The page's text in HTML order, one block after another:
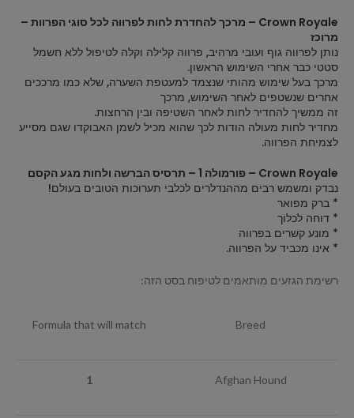
Crown Royale – מרכך להחדרת לחות לפרווה לכל סוגי הפרוות –
מרוכז
נותן לפרווה גוף ועובי מרהיב, פרווה קלילה וקלה לטיפול ללא חשמל
סטטי כבר אחרי השימוש הראשון.
מרכך בעל שימוש מהותי שנצמד למעטפת השערה, שלא כמו מרככים
אחרים שנשטפים לאחר השימוש, מרכך
זה ממשיך להחדיר לחות לאחר השטיפה ובין הרחצות.
מחדיר לחות מעולה הודות לכך שהוא מכיל לשמן האבוקדו שגם מסייע
לצמיחת הפרווה.
Crown Royale – פורמולה 1 – תרסיס הברשה ולחות מגע הקסם
נבדק ומשמש רבים מההנדלרים לכלבי תערוכות הטובים בעולם!
* ברק מפואר
* דוחה לכלוך
* מונע קשרים בפרווה
* אינו מכביד על הפרווה.
רשימת הגזעים מותאמים לטיפוח בסט הזה:
Breed
Formula that will match
Afghan Hound
1